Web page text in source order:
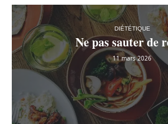
DIÉTÉTIQUE
Ne pas sauter de
11 mars 2026